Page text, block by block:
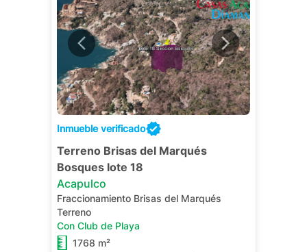
Inmueble verificado
Terreno Brisas del Marqués
Bosques lote 18
Acapulco
Fraccionamiento Brisas del Marqués
Terreno
Con Club de Playa
1768 m²